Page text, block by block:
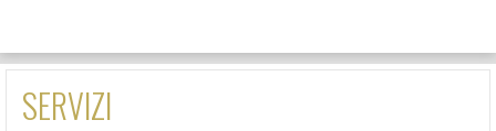
SERVIZI